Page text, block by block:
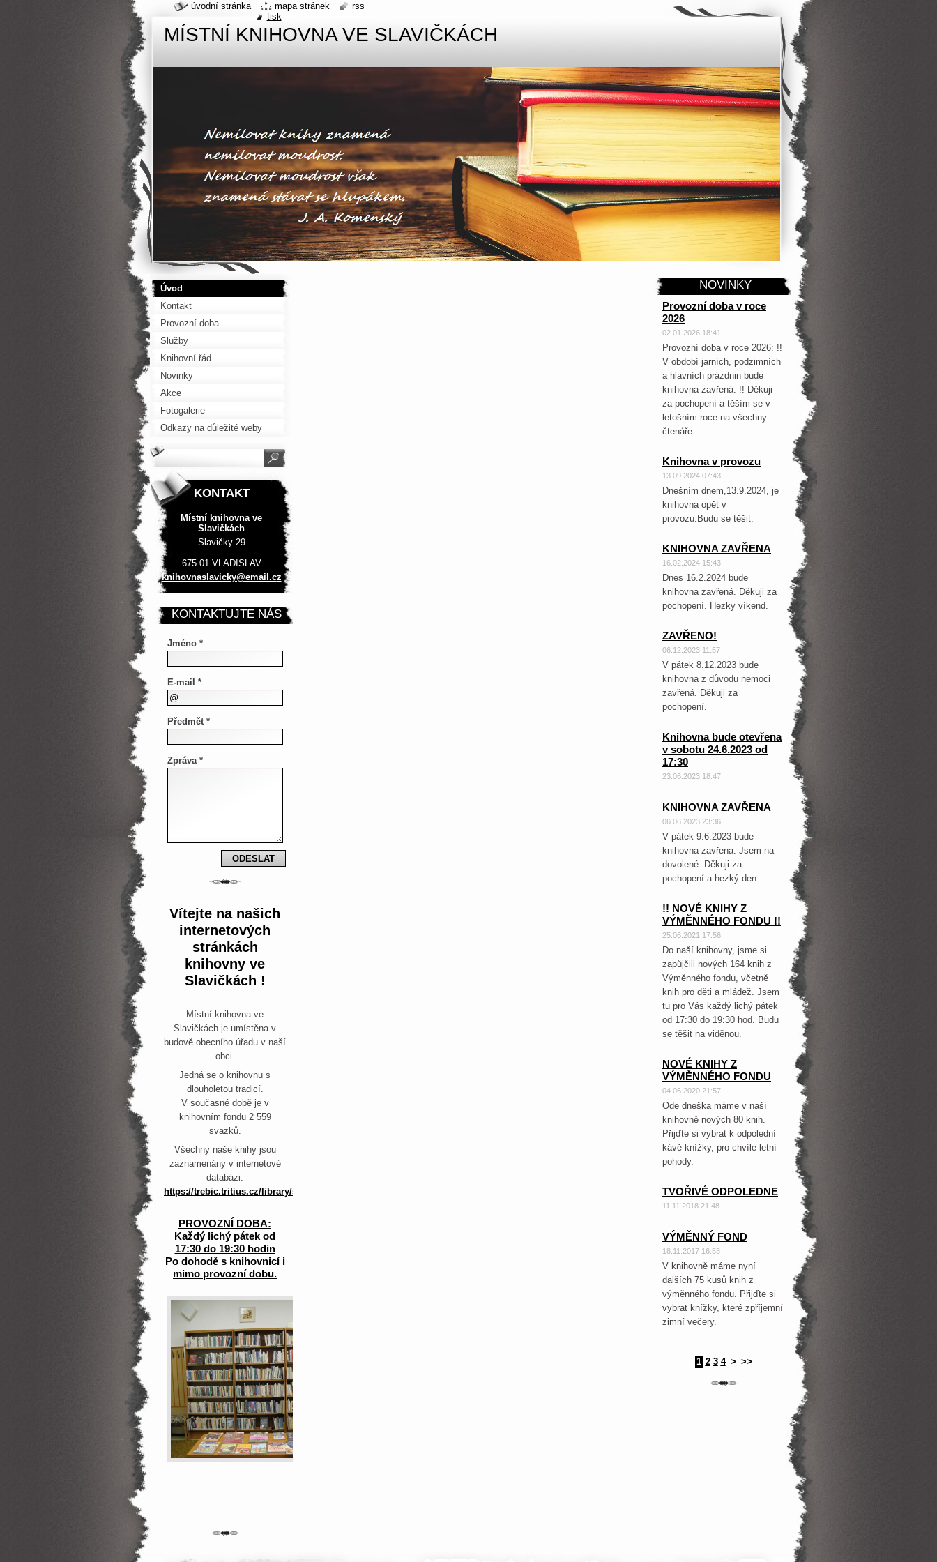
MÍSTNÍ KNIHOVNA VE SLAVIČKÁCH
Úvod
Kontakt
Provozní doba
Služby
Knihovní řád
Novinky
Akce
Fotogalerie
Odkazy na důležité weby
KONTAKT
Místní knihovna ve
Slavičkách
Slavičky 29
675 01 VLADISLAV
knihovnaslavicky@email.cz
KONTAKTUJTE NÁS
Jméno *
E-mail *
Předmět *
Zpráva *
Vítejte na našich
internetových
stránkách
knihovny ve
Slavičkách !
Místní knihovna ve
Slavičkách je umístěna v
budově obecního úřadu v naší
obci.
Jedná se o knihovnu s
dlouholetou tradicí.
V současné době je v
knihovním fondu 2 559
svazků.
Všechny naše knihy jsou
zaznamenány v internetové
databázi:
https://trebic.tritius.cz/library/slavicky/
PROVOZNÍ DOBA:
Každý lichý pátek od
17:30 do 19:30 hodin
Po dohodě s knihovnicí i
mimo provozní dobu.
NOVINKY
Provozní doba v roce
2026
02.01.2026 18:41
Provozní doba v roce 2026: !!
V období jarních, podzimních
a hlavních prázdnin bude
knihovna zavřená. !! Děkuji
za pochopení a těším se v
letošním roce na všechny
čtenáře.
Knihovna v provozu
13.09.2024 07:43
Dnešním dnem,13.9.2024, je
knihovna opět v
provozu.Budu se těšit.
KNIHOVNA ZAVŘENA
16.02.2024 15:43
Dnes 16.2.2024 bude
knihovna zavřená. Děkuji za
pochopení. Hezky víkend.
ZAVŘENO!
06.12.2023 11:57
V pátek 8.12.2023 bude
knihovna z důvodu nemoci
zavřená. Děkuji za
pochopení.
Knihovna bude otevřena
v sobotu 24.6.2023 od
17:30
23.06.2023 18:47
KNIHOVNA ZAVŘENA
06.06.2023 23:36
V pátek 9.6.2023 bude
knihovna zavřena. Jsem na
dovolené. Děkuji za
pochopení a hezký den.
!! NOVÉ KNIHY Z
VÝMĚNNÉHO FONDU !!
25.06.2021 17:56
Do naší knihovny, jsme si
zapůjčili nových 164 knih z
Výměnného fondu, včetně
knih pro děti a mládež. Jsem
tu pro Vás každý lichý pátek
od 17:30 do 19:30 hod. Budu
se těšit na viděnou.
NOVÉ KNIHY Z
VÝMĚNNÉHO FONDU
04.06.2020 21:57
Ode dneška máme v naší
knihovně nových 80 knih.
Přijďte si vybrat k odpolední
kávě knížky, pro chvíle letní
pohody.
TVOŘIVÉ ODPOLEDNE
11.11.2018 21:48
VÝMĚNNÝ FOND
18.11.2017 16:53
V knihovně máme nyní
dalších 75 kusů knih z
výměnného fondu. Přijďte si
vybrat knížky, které zpříjemní
zimní večery.
1 2 3 4 > >>
úvodní stránka mapa stránek
rss
tisk